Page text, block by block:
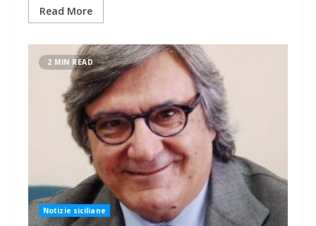
Read More
2 MIN READ
Notizie siciliane